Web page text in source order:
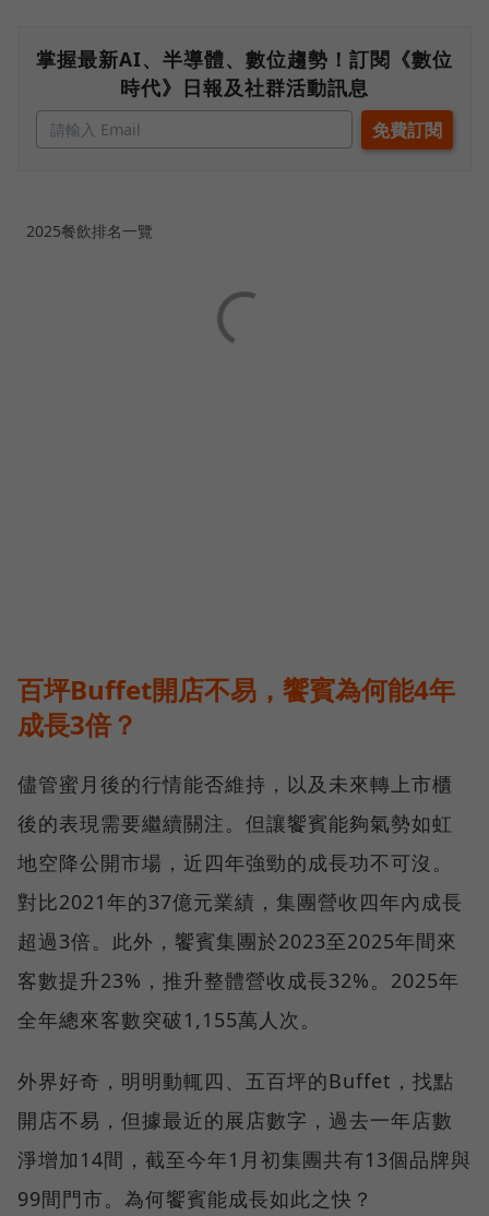
掌握最新AI、半導體、數位趨勢！訂閱《數位
時代》日報及社群活動訊息
2025餐飲排名一覽
百坪Buffet開店不易，饗賓為何能4年
成長3倍？
儘管蜜月後的行情能否維持，以及未來轉上市櫃
後的表現需要繼續關注。但讓饗賓能夠氣勢如虹
地空降公開市場，近四年強勁的成長功不可沒。
對比2021年的37億元業績，集團營收四年內成長
超過3倍。此外，饗賓集團於2023至2025年間來
客數提升23%，推升整體營收成長32%。2025年
全年總來客數突破1,155萬人次。
外界好奇，明明動輒四、五百坪的Buffet，找點
開店不易，但據最近的展店數字，過去一年店數
淨增加14間，截至今年1月初集團共有13個品牌與
99間門市。為何饗賓能成長如此之快？